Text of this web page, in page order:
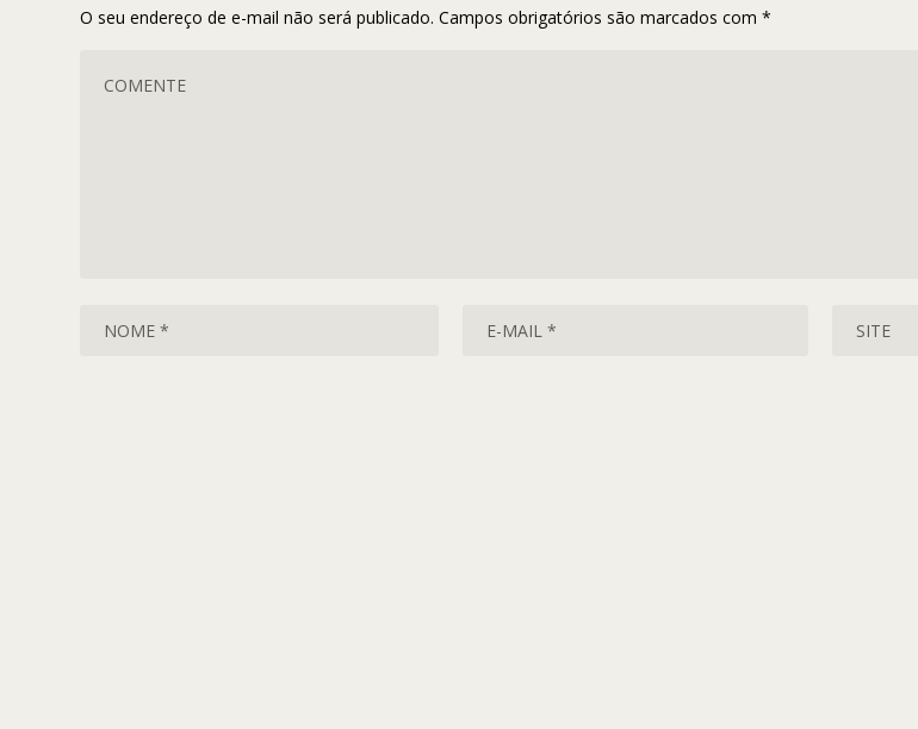
O seu endereço de e-mail não será publicado. Campos obrigatórios são marcados com*